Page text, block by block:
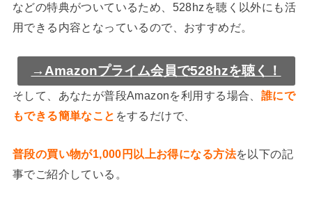
などの特典がついているため、528hzを聴く以外にも活
用できる内容となっているので、おすすめだ。
→Amazonプライム会員で528hzを聴く！
そして、あなたが普段Amazonを利用する場合、 誰にで
もできる簡単なこと をするだけで、
普段の買い物が1,000円以上お得になる方法を以下の記
事でご紹介している。